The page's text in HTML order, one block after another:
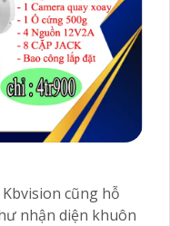
cũng hỗ
nhận diện khuôn